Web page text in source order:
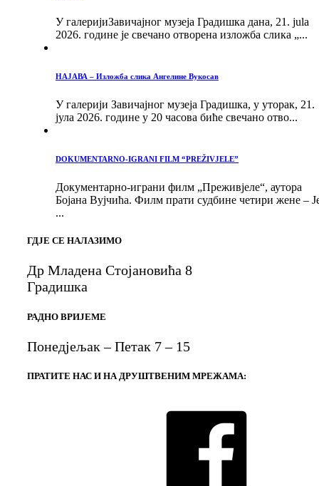
У галеријиЗавичајног музеја Градишка дана, 21. jula
2026. године је свечано отворена изложба слика „...
НАЈАВА – Изложба слика Ангелине Вукосав
У галерији Завичајног музеја Градишка, у уторак, 21.
јула 2026. године у 20 часова биће свечано отво...
DOKUMENTARNO-IGRANI FILM “PREŽIVJELE”
Документарно-играни филм „Преживјеле“, аутора
Бојана Вујчића. Филм прати судбине четири жене –
...
ГДЈЕ СЕ НАЛАЗИМО
Др Младена Стојановића 8
Градишка
РАДНО ВРИЈЕМЕ
Понедјељак – Петак 7 – 15
ПРАТИТЕ НАС И НА ДРУШТВЕНИМ МРЕЖАМА: